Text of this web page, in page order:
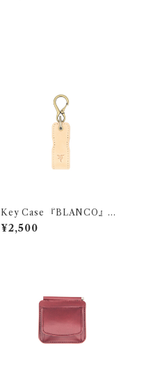
Key Case 『BLANCO』
（ヌメ革）
¥2,500